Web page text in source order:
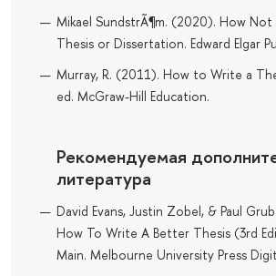
Mikael SundstrÃ¶m. (2020). How
Thesis or Dissertation. Edward Elgar
Murray, R. (2011). How to Write a
ed. McGraw-Hill Education.
Рекомендуемая
литература
David Evans, Justin Zobel, & Paul
How To Write A Better Thesis (3rd
Main. Melbourne University Press